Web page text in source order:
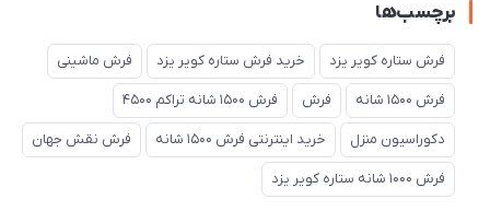
برچسب‌ها
فرش ستاره کویر یزد خرید فرش ستاره کویر یزد فرش ماشینی
فرش 1500 شانه فرش فرش 1500 شانه تراکم 4500
دکوراسیون منزل خرید اینترنتی فرش 1500 شانه فرش نقش جهان
فرش 1000 شانه ستاره کویر یزد